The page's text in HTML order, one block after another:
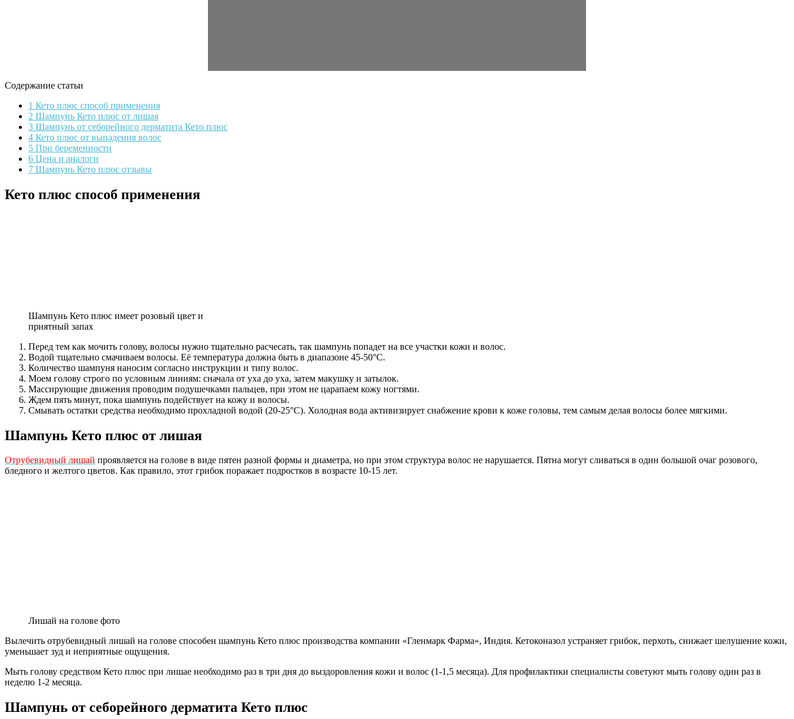
Содержание статьи
1 Кето плюс способ применения
2 Шампунь Кето плюс от лишая
3 Шампунь от себорейного дерматита Кето плюс
4 Кето плюс от выпадения волос
5 При беременности
6 Цена и аналоги
7 Шампунь Кето плюс отзывы
Кето плюс способ применения
Шампунь Кето плюс имеет розовый цвет и
приятный запах
Перед тем как мочить голову, волосы нужно тщательно расчесать, так шампунь попадет на все участки кожи и волос.
Водой тщательно смачиваем волосы. Её температура должна быть в диапазоне 45-50°C.
Количество шампуня наносим согласно инструкции и типу волос.
Моем голову строго по условным линиям: сначала от уха до уха, затем макушку и затылок.
Массирующие движения проводим подушечками пальцев, при этом не царапаем кожу ногтями.
Ждем пять минут, пока шампунь подействует на кожу и волосы.
Смывать остатки средства необходимо прохладной водой (20-25°C). Холодная вода активизирует снабжение крови к коже головы, тем самым делая волосы более мягкими.
Шампунь Кето плюс от лишая
Отрубевидный лишай проявляется на голове в виде пятен разной формы и диаметра, но при этом структура волос не нарушается. Пятна могут сливаться в один большой очаг розового,
бледного и желтого цветов. Как правило, этот грибок поражает подростков в возрасте 10-15 лет.
Лишай на голове фото
Вылечить отрубевидный лишай на голове способен шампунь Кето плюс производства компании «Гленмарк Фарма», Индия. Кетоконазол устраняет грибок, перхоть, снижает шелушение кожи,
уменьшает зуд и неприятные ощущения.
Мыть голову средством Кето плюс при лишае необходимо раз в три дня до выздоровления кожи и волос (1-1,5 месяца). Для профилактики специалисты советуют мыть голову один раз в
неделю 1-2 месяца.
Шампунь от себорейного дерматита Кето плюс